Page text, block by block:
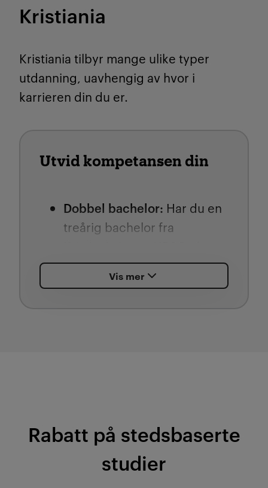
Kristiania
Kristiania tilbyr mange ulike typer
utdanning, uavhengig av hvor i
karrieren din du er.
Utvid kompetansen din
Dobbel bachelor: Har du en
treårig bachelor fra
du ta et ekstra år og få en
dobbel bachelorgrad. Les
organisasjonspsykologi
og ledelse
Fra fagskole til bachelor
Vis mer
Rabatt på stedsbaserte
studier